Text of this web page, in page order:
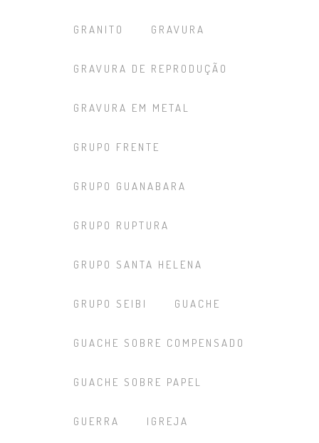
GRANITO GRAVURA
GRAVURA DE REPRODUÇÃO
GRAVURA EM METAL
GRUPO FRENTE
GRUPO GUANABARA
GRUPO RUPTURA
GRUPO SANTA HELENA
GRUPO SEIBI GUACHE
GUACHE SOBRE COMPENSADO
GUACHE SOBRE PAPEL
GUERRA IGREJA